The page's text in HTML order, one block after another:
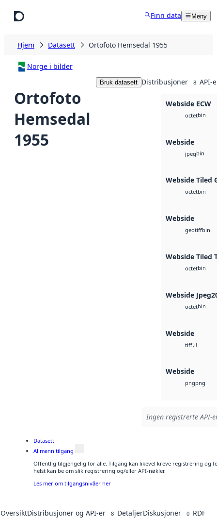
Finn data Meny
Hjem Datasett Ortofoto Hemsedal 1955
Norge i bilder
Ortofoto
Hemsedal
1955
Bruk datasett Distribusjoner 8 API-
Webside ECW
octetbin
Webside
jpegbin
Webside Tiled
octetbin
Webside
geotiffbin
Webside Tiled
octetbin
Webside
octetbin
Webside
tifftif
Webside
pngpng
Ingen registrerte API-
Datasett
Allmenn tilgang
Offentlig tilgjengelig for alle. Tilgang kan likevel kreve registrering og
helst kan be om slik registrering og/eller API-nøkler.
Les mer om tilgangsnivåer her
OversiktDistribusjoner og API-er 8 DetaljerDiskusjoner 0 RDF